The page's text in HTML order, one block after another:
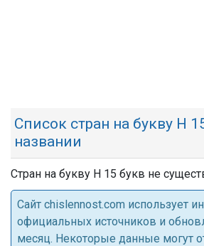
Список стран на букву Н
названии
Стран на букву Н 15 букв не
Cайт chislennost.com использует
официальных источников и
месяц. Некоторые данные могут